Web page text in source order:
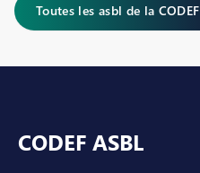
Toutes les asbl de la CODEF
CODEF ASBL